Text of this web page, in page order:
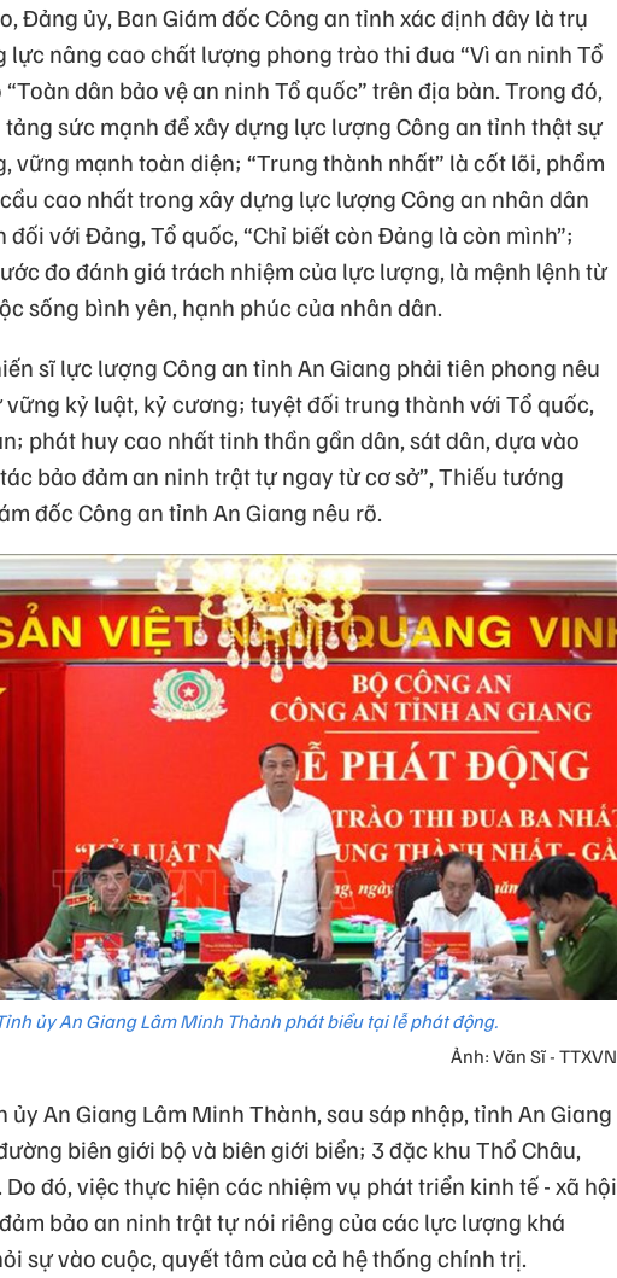
Đảng ủy, Ban Giám đốc Công an tỉnh xác định đây là trụ
lực nâng cao chất lượng phong trào thi đua “Vì an ninh Tổ
dân bảo vệ an ninh Tổ quốc” trên địa bàn. Trong đó,
tảng sức mạnh để xây dựng lực lượng Công an tỉnh thật sự
vững mạnh toàn diện; “Trung thành nhất” là cốt lõi, phẩm
cao nhất trong xây dựng lực lượng Công an nhân dân
với Đảng, Tổ quốc, “Chỉ biết còn Đảng là còn mình”;
đo đánh giá trách nhiệm của lực lượng, là mệnh lệnh từ
sống bình yên, hạnh phúc của nhân dân.
sĩ lực lượng Công an tỉnh An Giang phải tiên phong nêu
kỷ luật, kỷ cương; tuyệt đối trung thành với Tổ quốc,
phát huy cao nhất tinh thần gần dân, sát dân, dựa vào
bảo đảm an ninh trật tự ngay từ cơ sở”, Thiếu tướng
đốc Công an tỉnh An Giang nêu rõ.
ủy An Giang Lâm Minh Thành phát biểu tại lễ phát động.
Ảnh: Văn Sĩ - TTXVN
ủy An Giang Lâm Minh Thành, sau sáp nhập, tỉnh An Giang
biên giới bộ và biên giới biển; 3 đặc khu Thổ Châu,
Do đó, việc thực hiện các nhiệm vụ phát triển kinh tế - xã hội
bảo an ninh trật tự nói riêng của các lực lượng khá
sự vào cuộc, quyết tâm của cả hệ thống chính trị.